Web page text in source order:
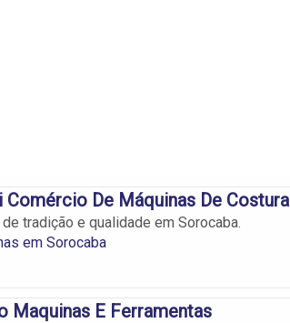
Comércio De Máquinas De Costura
tradição e qualidade em Sorocaba.
em Sorocaba
Maquinas E Ferramentas